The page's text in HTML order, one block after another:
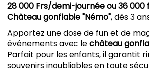
28 000 Frs/demi-journée ou 36 000
Château gonflable "Némo", dès 3
Apportez une dose de fun et de
événements avec lechâteau
Parfait pour les enfants, il garantit
souvenirs inoubliables en toute